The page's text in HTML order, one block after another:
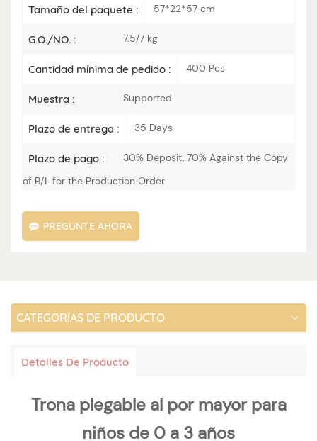
Tamaño del paquete : 57*22*57 cm
G.O./NO. : 7.5/7 kg
Cantidad mínima de pedido : 400 Pcs
Muestra : Supported
Plazo de entrega : 35 Days
Plazo de pago :
30% Deposit, 70% Against the Copy
of B/L for the Production Order
PREGUNTE AHORA
CATEGORÍAS DE PRODUCTO
Detalles De Producto
Trona plegable al por mayor para
niños de 0 a 3 años